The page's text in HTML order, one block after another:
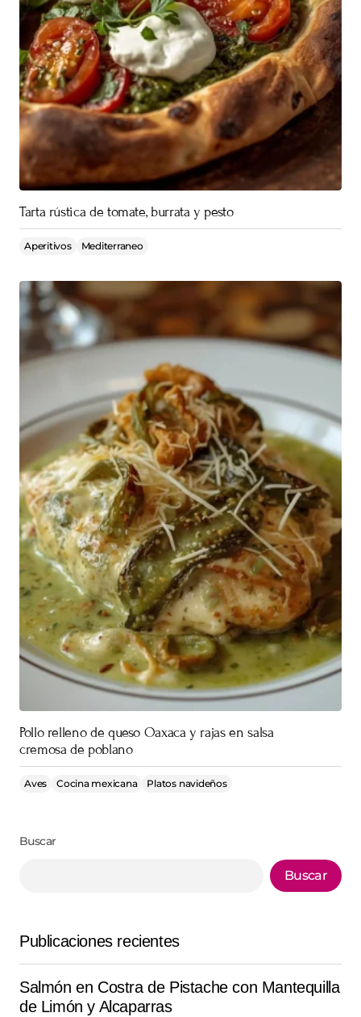
Tarta rústica de tomate, burrata y pesto
Aperitivos Mediterraneo
Pollo relleno de queso Oaxaca y rajas en salsa
cremosa de poblano
Aves Cocina mexicana Platos navideños
Buscar
Buscar
Publicaciones recientes
Salmón en Costra de Pistache con Mantequilla
de Limón y Alcaparras